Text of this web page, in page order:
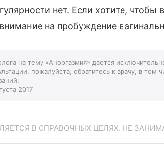
нет. Если хотите, чтобы
на пробуждение
на тему «Аноргазмия» дается
пожалуйста, обратитесь к врачу, в том
2017
В СПРАВОЧНЫХ ЦЕЛЯХ. НЕ